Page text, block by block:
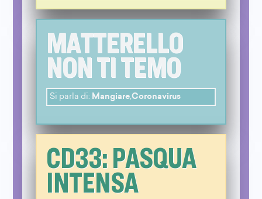
MATTERELLO
NON TI TEMO
Si parla di: Mangiare,Coronavirus
CD33: PASQUA
INTENSA